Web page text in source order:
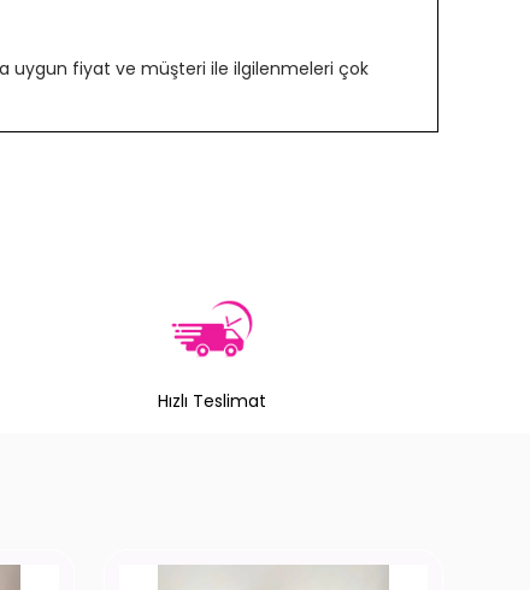
uygun fiyat ve müşteri ile ilgilenmeleri çok
Hızlı Teslimat